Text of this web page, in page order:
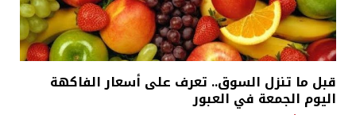
قبل ما تنزل السوق.. تعرف على أسعار الفاكهة
اليوم الجمعة في العبور